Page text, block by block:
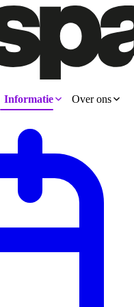
Informatie Over ons